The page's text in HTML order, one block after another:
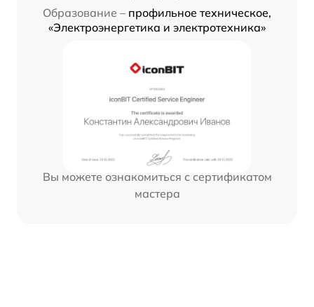
Образование – профильное техническое,
«Электроэнергетика и электротехника»
Вы можете ознакомиться с сертификатом
мастера